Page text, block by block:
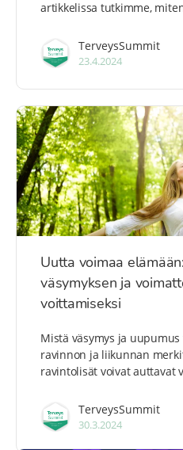
artikkelissa tutkimme,
TerveysSummit
23.4.2024
Uutta voimaa
väsymyksen ja
voittamiseksi
Mistä väsymys ja
ravinnon ja liikunnan
ravintolisät voivat auttavat
TerveysSummit
30.3.2024